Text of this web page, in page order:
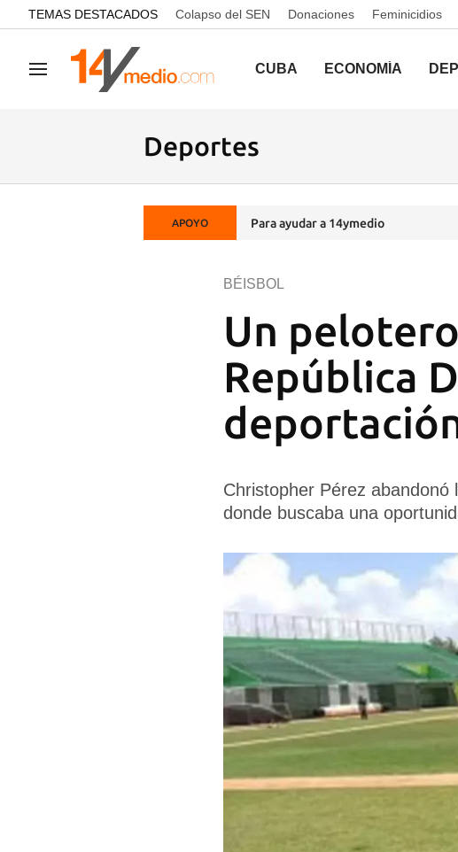
common.go-to-content
TEMAS DESTACADOS Colapso del SEN Donaciones Feminicidios
Navegación CUBA ECONOMÍA
Deportes
APOYO Para ayudar a 14ymedio
Un
República
BÉISBOL
Christopher Pérez
donde buscaba una